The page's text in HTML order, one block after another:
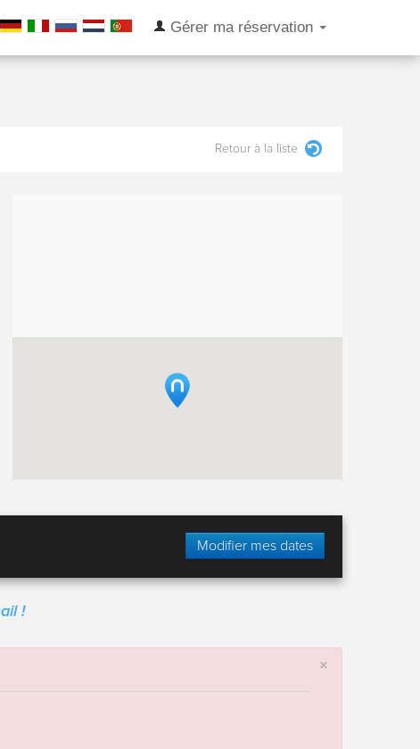
Gérer ma réservation
Retour à la liste
Modifier mes dates
!
×